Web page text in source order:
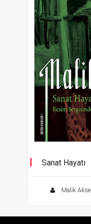
Sanat Hayatı
Malik Aksel